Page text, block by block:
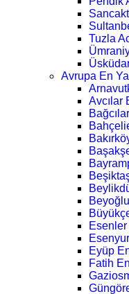
Tuzla
Avrupa En
Avcılar
Eyüp
Fatih